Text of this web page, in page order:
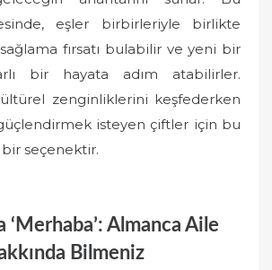
eşler birbirleriyle birlikte
fırsatı bulabilir ve yeni bir
bir hayata adım atabilirler.
zenginliklerini keşfederken
isteyen çiftler için bu
seçenektir.
‘Merhaba’: Almanca Aile
Bilmeniz